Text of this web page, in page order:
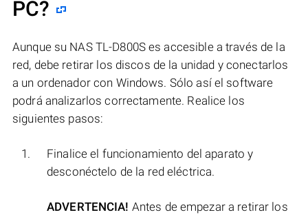
PC?
Aunque su NAS TL-D800S es accesible a través de la
red, debe retirar los discos de la unidad y conectarlos
a un ordenador con Windows. Sólo así el software
podrá analizarlos correctamente. Realice los
siguientes pasos:
Finalice el funcionamiento del aparato y
desconéctelo de la red eléctrica.
ADVERTENCIA! Antes de empezar a retirar los